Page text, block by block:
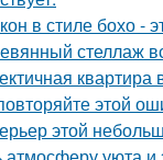
в стиле бохо -
стеллаж
этой
этой